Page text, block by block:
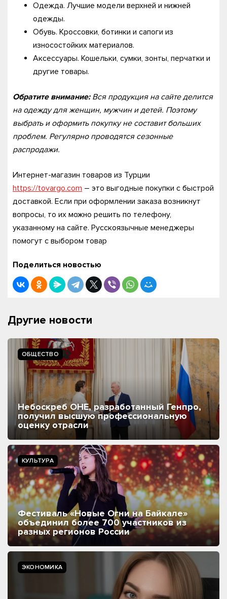
Одежда. Лучшие модели верхней и нижней
одежды.
Обувь. Кроссовки, ботинки и сапоги из
износостойких материалов.
Аксессуары. Кошельки, сумки, зонты, перчатки и
другие товары.
Обратите внимание:Вся продукция на сайте делится
на одежду для женщин, мужчин и детей. Поэтому
выбрать и оформить покупку не составит больших
проблем. Регулярно проводятся сезонные
распродажи.
Интернет-магазин товаров из Турции
https://tovargo.com – это выгодные покупки с быстрой
доставкой. Если при оформлении заказа возникнут
вопросы, то их можно решить по телефону,
указанному на сайте. Русскоязычные менеджеры
помогут с выбором товар
Поделиться новостью
Другие новости
ОБЩЕСТВО
Небоскреб ОНЕ, разработанный Генпро,
получил высшую профессиональную
оценку отрасли
КУЛЬТУРА
Фестиваль «Новые Огни на Байкале»
объединил более 700 участников из
разных регионов России
ЭКОНОМИКА